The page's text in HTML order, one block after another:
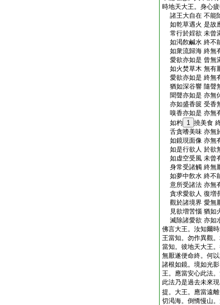
時地天大王。身心
諸王大自在 不能
如乾草遇火 是故
常行於婬欲 未曾
如渇飮鹹水 終不
如衆流歸海 終無
愛欲亦如是 曾無
如火焚草木 無有
愛欲亦如是 終無
猶如深谷響 隨聲
聞聲亦如是 亦無
亦如盛香篋 受香
嗅香亦如是 亦無
如杓
1 撓美食
舌貪嗜美味 亦無
如鏡現面像 亦無
如是行欲人 於欲
如虚空受風 未曾
身常受諸觸 終無
如夢中飮水 終不
意所受諸法 亦無
貪求愛欲人 復増
觀於諸境界 愛無
見欲増苦惱 猶如
滅除諸愛欲 亦如
佛言大王。汝知爾
王當知。勿作異觀
當知。彼地天大王
無厭遂便命終。何
諸根如鏡。境如光
王。應當安心此法
此法乃是過去未來
提。大王。應當遠
切渇海。倒憍慢山